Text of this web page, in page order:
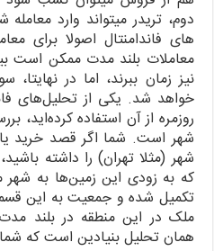
دوم، تریدر میتواند وارد
های فاندامنتال اصولا برای
معاملات بلند مدت ممکن
نیز زمان ببرند، اما در
خواهد شد. یکی از تحلیل‌های
روزمره از آن استفاده کرده‌اید،
شهر است. شما اگر قصد خرید
شهر (مثلا تهران) را داشته
که به زودی این زمین‌ها به
تکمیل شده و جمعیت به این
ملک در این منطقه در بلند
همان تحلیل بنیادین است که شما